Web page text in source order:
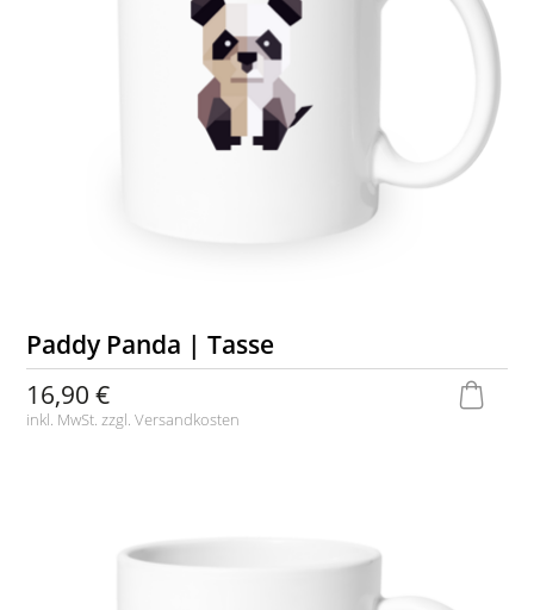
Paddy Panda | Tasse
16,90 €
inkl. MwSt. zzgl.Versandkosten